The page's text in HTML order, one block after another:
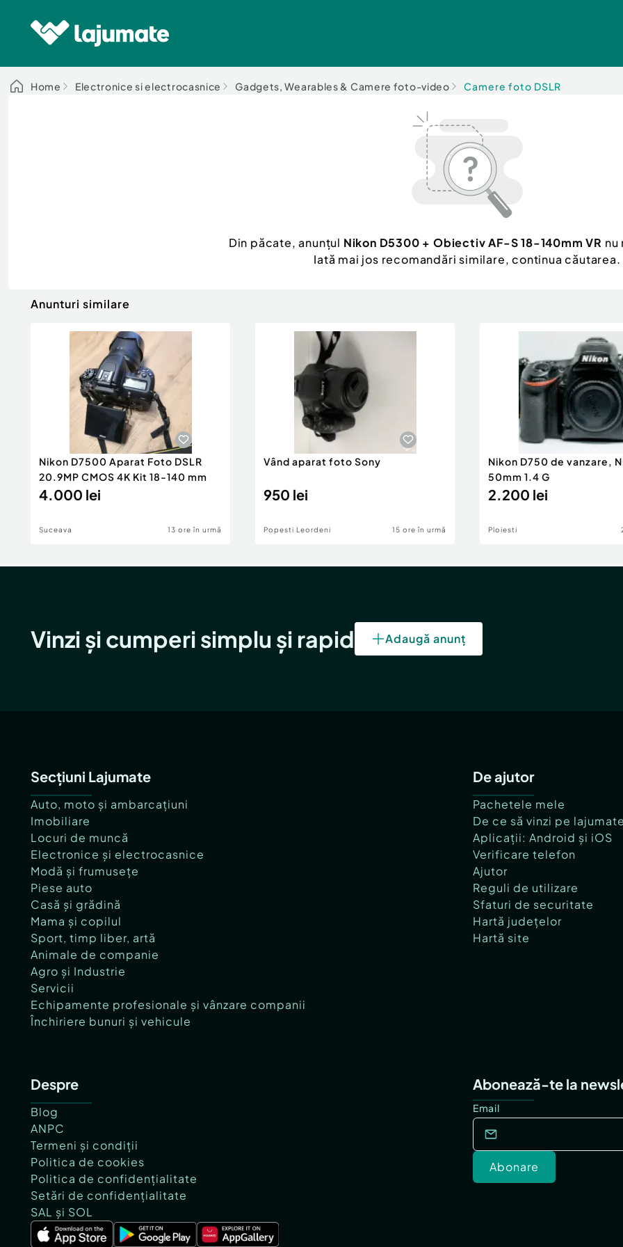
Home Electronice si electrocasnice Gadgets, Wearables & Camere foto-video Camere foto DSLR
Din păcate, anunțul Nikon D5300 + Obiectiv AF-S 18-140mm VR nu
Iată mai jos recomandări similare, continua căutarea.
Anunturi similare
Nikon D7500 Aparat Foto DSLR
20.9MP CMOS 4K Kit 18-140 mm
4.000 lei
Suceava 13 ore în urmă
Vând aparat foto Sony
950 lei
Popesti Leordeni 15 ore în urmă
Nikon D750 de vanzare,
50mm 1.4 G
2.200 lei
Ploiesti
Vinzi și cumperi simplu și rapid Adaugă anunț
Secțiuni Lajumate
Auto, moto și ambarcațiuni
Imobiliare
Locuri de muncă
Electronice și electrocasnice
Modă și frumusețe
Piese auto
Casă și grădină
Mama și copilul
Sport, timp liber, artă
Animale de companie
Agro și Industrie
Servicii
Echipamente profesionale și vânzare companii
Închiriere bunuri și vehicule
De ajutor
Pachetele mele
De ce să vinzi pe
Aplicații: Android și iOS
Verificare telefon
Ajutor
Reguli de utilizare
Sfaturi de securitate
Hartă județelor
Hartă site
Despre
Blog
ANPC
Termeni și condiții
Politica de cookies
Politica de confidențialitate
Setări de confidențialitate
SAL și SOL
Abonează-te la
Email
Abonare